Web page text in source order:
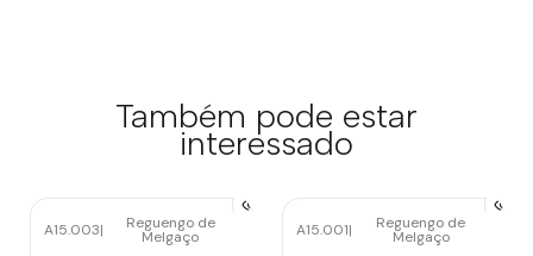
Também pode estar
interessado
Esgotado
A15.003| Reguengo de
Melgaço A15.001| Reguengo de
Melgaço